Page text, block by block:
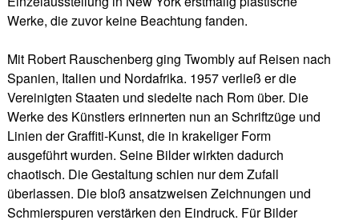
Werke, die zuvor keine Beachtung fanden.
Mit Robert Rauschenberg ging Twombly auf Reisen nach
Spanien, Italien und Nordafrika. 1957 verließ er die
Vereinigten Staaten und siedelte nach Rom über. Die
Werke des Künstlers erinnerten nun an Schriftzüge und
Linien der Graffiti-Kunst, die in krakeliger Form
ausgeführt wurden. Seine Bilder wirkten dadurch
chaotisch. Die Gestaltung schien nur dem Zufall
überlassen. Die bloß ansatzweisen Zeichnungen und
Schmierspuren verstärken den Eindruck. Für Bilder